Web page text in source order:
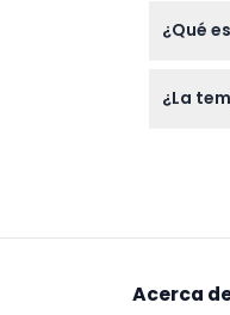
¿Qué
¿La
Acerca